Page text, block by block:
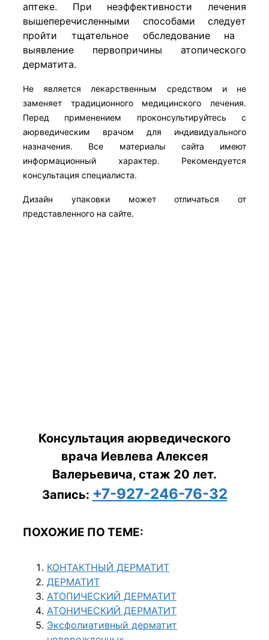
аптеке. При неэффективности лечения
вышеперечисленными способами следует
пройти тщательное обследование на
выявление первопричины атопического
дерматита.
Не является лекарственным средством и не
заменяет традиционного медицинского лечения.
Перед применением проконсультируйтесь с
аюрведическим врачом для индивидуального
назначения. Все материалы сайта имеют
информационный характер. Рекомендуется
консультация специалиста.
Дизайн упаковки может отличаться от
представленного на сайте.
Консультация аюрведического
врача Иевлева Алексея
Валерьевича, стаж 20 лет.
Запись: +7-927-246-76-32
ПОХОЖИЕ ПО ТЕМЕ:
КОНТАКТНЫЙ ДЕРМАТИТ
ДЕРМАТИТ
АТОПИЧЕСКИЙ ДЕРМАТИТ
АТОНИЧЕСКИЙ ДЕРМАТИТ
Эксфолиативный дерматит